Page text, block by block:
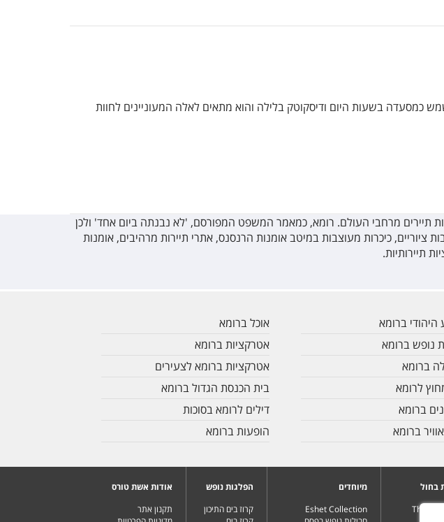
כמסעדה בשעות היום ודיסקוטק בלילה והוא מתאים לאלה המעוניינים לחוות
תיירים מרחבי העולם. רומא, כמאמר המשפט המפורסם, 'לא נבנתה ביום אחד' ולכן
כיכרות מעוצבות במיטב אומנות הרנסנס, אתרי תיירות מרהיבים, אומנות
תיירותיות.
היהודי ברומא
נופש ברומא
ברומא
לרומא
ברומא
ברומא
אוכל ברומא
אטרקציות ברומא
אטרקציות ברומא לצעירים
בית הכנסת הגדול ברומא
דילים לרומא בסוכות
הופעות ברומא
בחול
מלון The Wave
מיוחדים
Eshet Collection
הפלגות נופש
קרוז בים התיכון
אודות אשת טורס
תקנון אתר